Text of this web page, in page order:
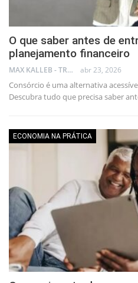
O que saber antes de
planejamento financeiro
MAX KALLEB - TRADER abr 23, 2026
Consórcio é uma alternativa
Descubra tudo que precisa saber
ECONOMIA NA PRÁTICA